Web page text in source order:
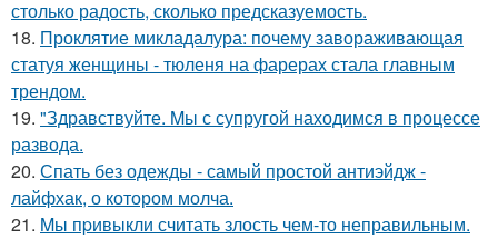
столько радость, сколько предсказуемость.
18. Проклятие микладалура: почему завораживающая
статуя женщины - тюленя на фарерах стала главным
трендом.
19. "Здравствуйте. Mы с супругой находимся в процессе
развода.
20. Спать без одежды - самый простой антиэйдж -
лайфхак, о котором молча.
21. Mы пpивыкли считать злость чем-то неправильным.